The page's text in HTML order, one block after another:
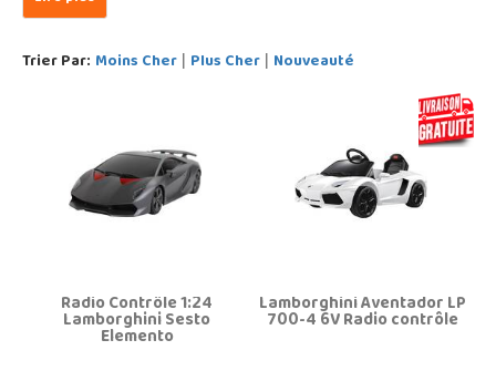
Trier Par: Moins Cher | Plus Cher | Nouveauté
Radio Contrôle 1:24
Lamborghini Sesto
Elemento
Lamborghini Aventador LP
700-4 6V Radio contrôle